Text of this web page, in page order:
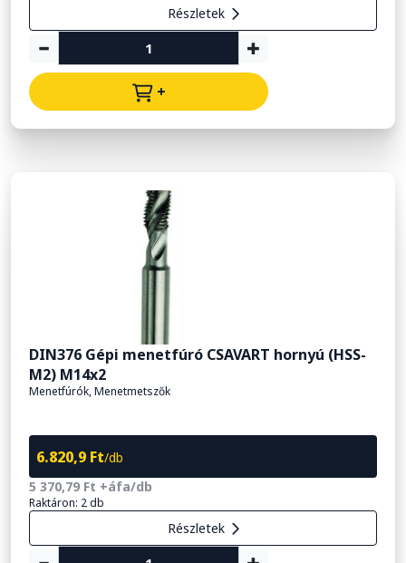
Részletek
+
DIN376 Gépi menetfúró CSAVART hornyú (HSS-
M2) M14x2
Menetfúrók, Menetmetszők
6.820,9 Ft/db
5 370,79 Ft +áfa/db
Raktáron: 2 db
Részletek